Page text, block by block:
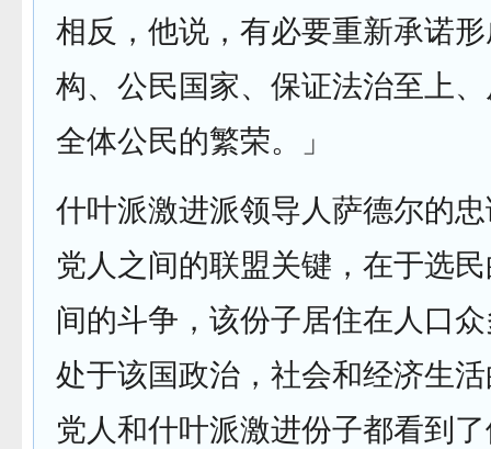
相反，他说，有必要重新承诺
构、公民国家、保证法治至上
全体公民的繁荣。」
什叶派激进派领导人萨德尔的
党人之间的联盟关键，在于选
间的斗争，该份子居住在人口
处于该国政治，社会和经济生
党人和什叶派激进份子都看到